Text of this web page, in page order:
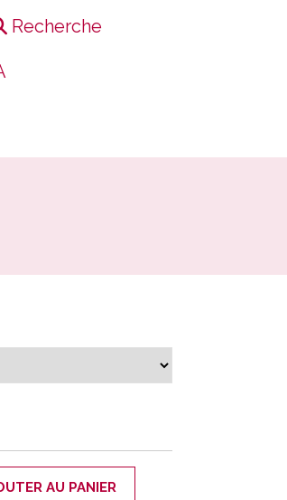
Recherche
AU PANIER